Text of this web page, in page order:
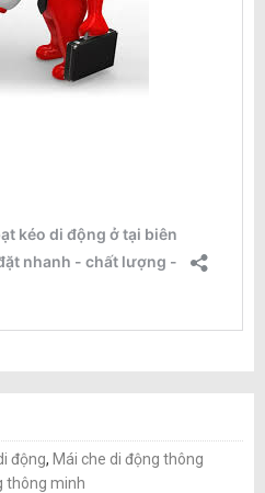
động, Mái che di động thông
thông minh